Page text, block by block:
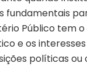
fundamentais
Público tem
e os
políticas ou